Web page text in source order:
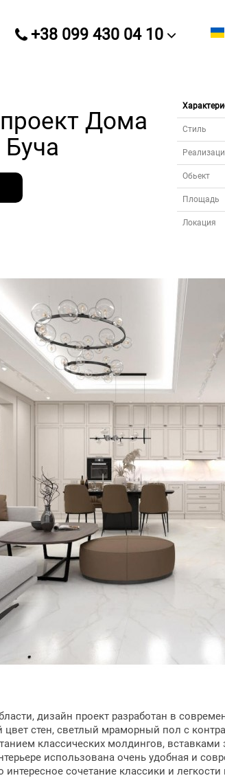
+38 099 430 04 10
Дома
Буча
Стиль
Обьект
Площадь
Локация
дизайн проект разработан в
цвет стен, светлый мраморный пол с
классических молдингов,
использована очень удобная и
интересное сочетание классики и